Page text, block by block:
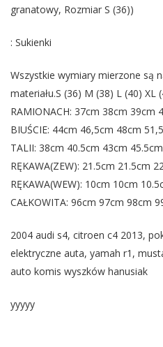
granatowy, Rozmiar S (36))
: Sukienki
Wszystkie wymiary mierzone są
materiału.S (36) M (38) L (40) XL
RAMIONACH: 37cm 38cm 39cm
BIUŚCIE: 44cm 46,5cm 48cm
TALII: 38cm 40.5cm 43cm
RĘKAWA(ZEW): 21.5cm 21.5cm
RĘKAWA(WEW): 10cm 10cm
CAŁKOWITA: 96cm 97cm 98cm
2004 audi s4, citroen c4 2013,
elektryczne auta, yamah r1,
auto komis wyszków hanusiak
yyyyy